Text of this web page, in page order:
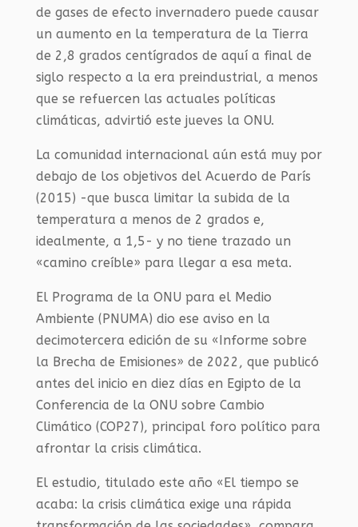
de gases de efecto invernadero puede causar
un aumento en la temperatura de la Tierra
de 2,8 grados centígrados de aquí a final de
siglo respecto a la era preindustrial, a menos
que se refuercen las actuales políticas
climáticas, advirtió este jueves la ONU.
La comunidad internacional aún está muy por
debajo de los objetivos del Acuerdo de París
(2015) -que busca limitar la subida de la
temperatura a menos de 2 grados e,
idealmente, a 1,5- y no tiene trazado un
«camino creíble» para llegar a esa meta.
El Programa de la ONU para el Medio
Ambiente (PNUMA) dio ese aviso en la
decimotercera edición de su «Informe sobre
la Brecha de Emisiones» de 2022, que publicó
antes del inicio en diez días en Egipto de la
Conferencia de la ONU sobre Cambio
Climático (COP27), principal foro político para
afrontar la crisis climática.
El estudio, titulado este año «El tiempo se
acaba: la crisis climática exige una rápida